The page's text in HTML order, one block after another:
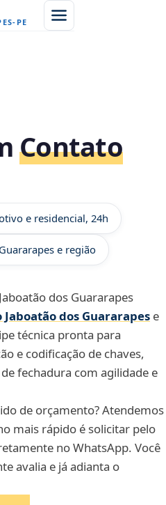
- PE
Contato
e residencial, 24h
e região
dos Guararapes
Jaboatão dos Guararapes e
técnica pronta para
e codificação de chaves,
fechadura com agilidade e
de orçamento? Atendemos
mais rápido é solicitar pelo
no WhatsApp. Você
avalia e já adianta o